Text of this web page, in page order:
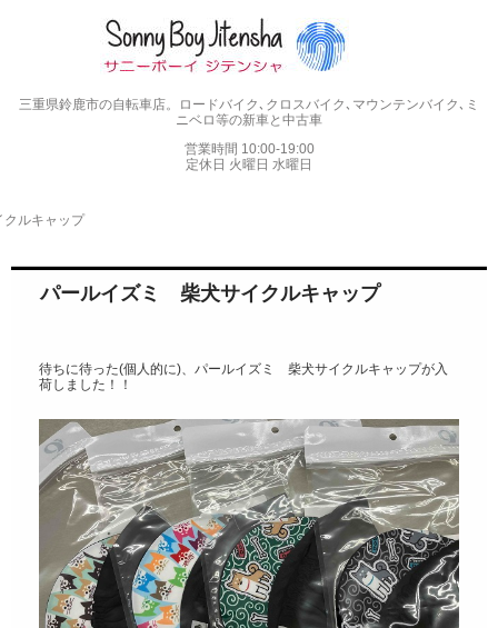
三重県鈴鹿市の自転車店。ロードバイク､クロスバイク､マウンテンバイク､ミ
ニベロ等の新車と中古車
営業時間 10:00-19:00
定休日 火曜日 水曜日
ルキャップ
パールイズミ 柴犬サイクルキャップ
待ちに待った(個人的に)、パールイズミ 柴犬サイクルキャップが入
荷しました！！